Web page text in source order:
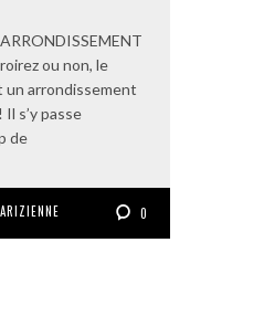
ou non, le
un arrondissement
s’y passe
de
0